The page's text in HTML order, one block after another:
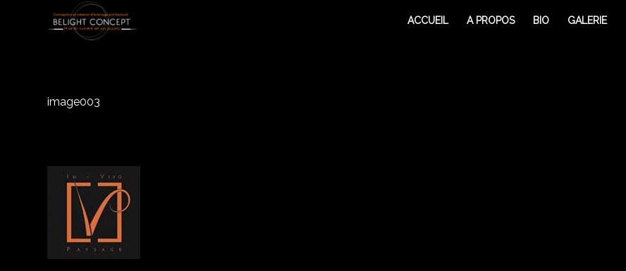
ACCUEIL A PROPOS BIO GALERIE
image003